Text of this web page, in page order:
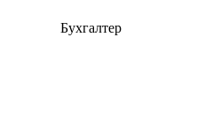
Бухгалтер